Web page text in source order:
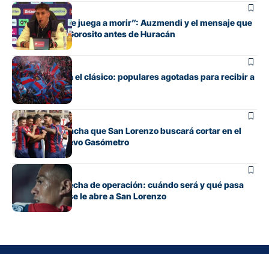
Fútbol
“Cada pelota se juega a morir”: Auzmendi y el mensaje que
transmitió de Gorosito antes de Huracán
Fútbol
Boedo ya juega el clásico: populares agotadas para recibir a
Huracán
Fútbol
La incómoda racha que San Lorenzo buscará cortar en el
clásico del Nuevo Gasómetro
Fútbol
Barrios tiene fecha de operación: cuándo será y qué pasa
con cupo que se le abre a San Lorenzo